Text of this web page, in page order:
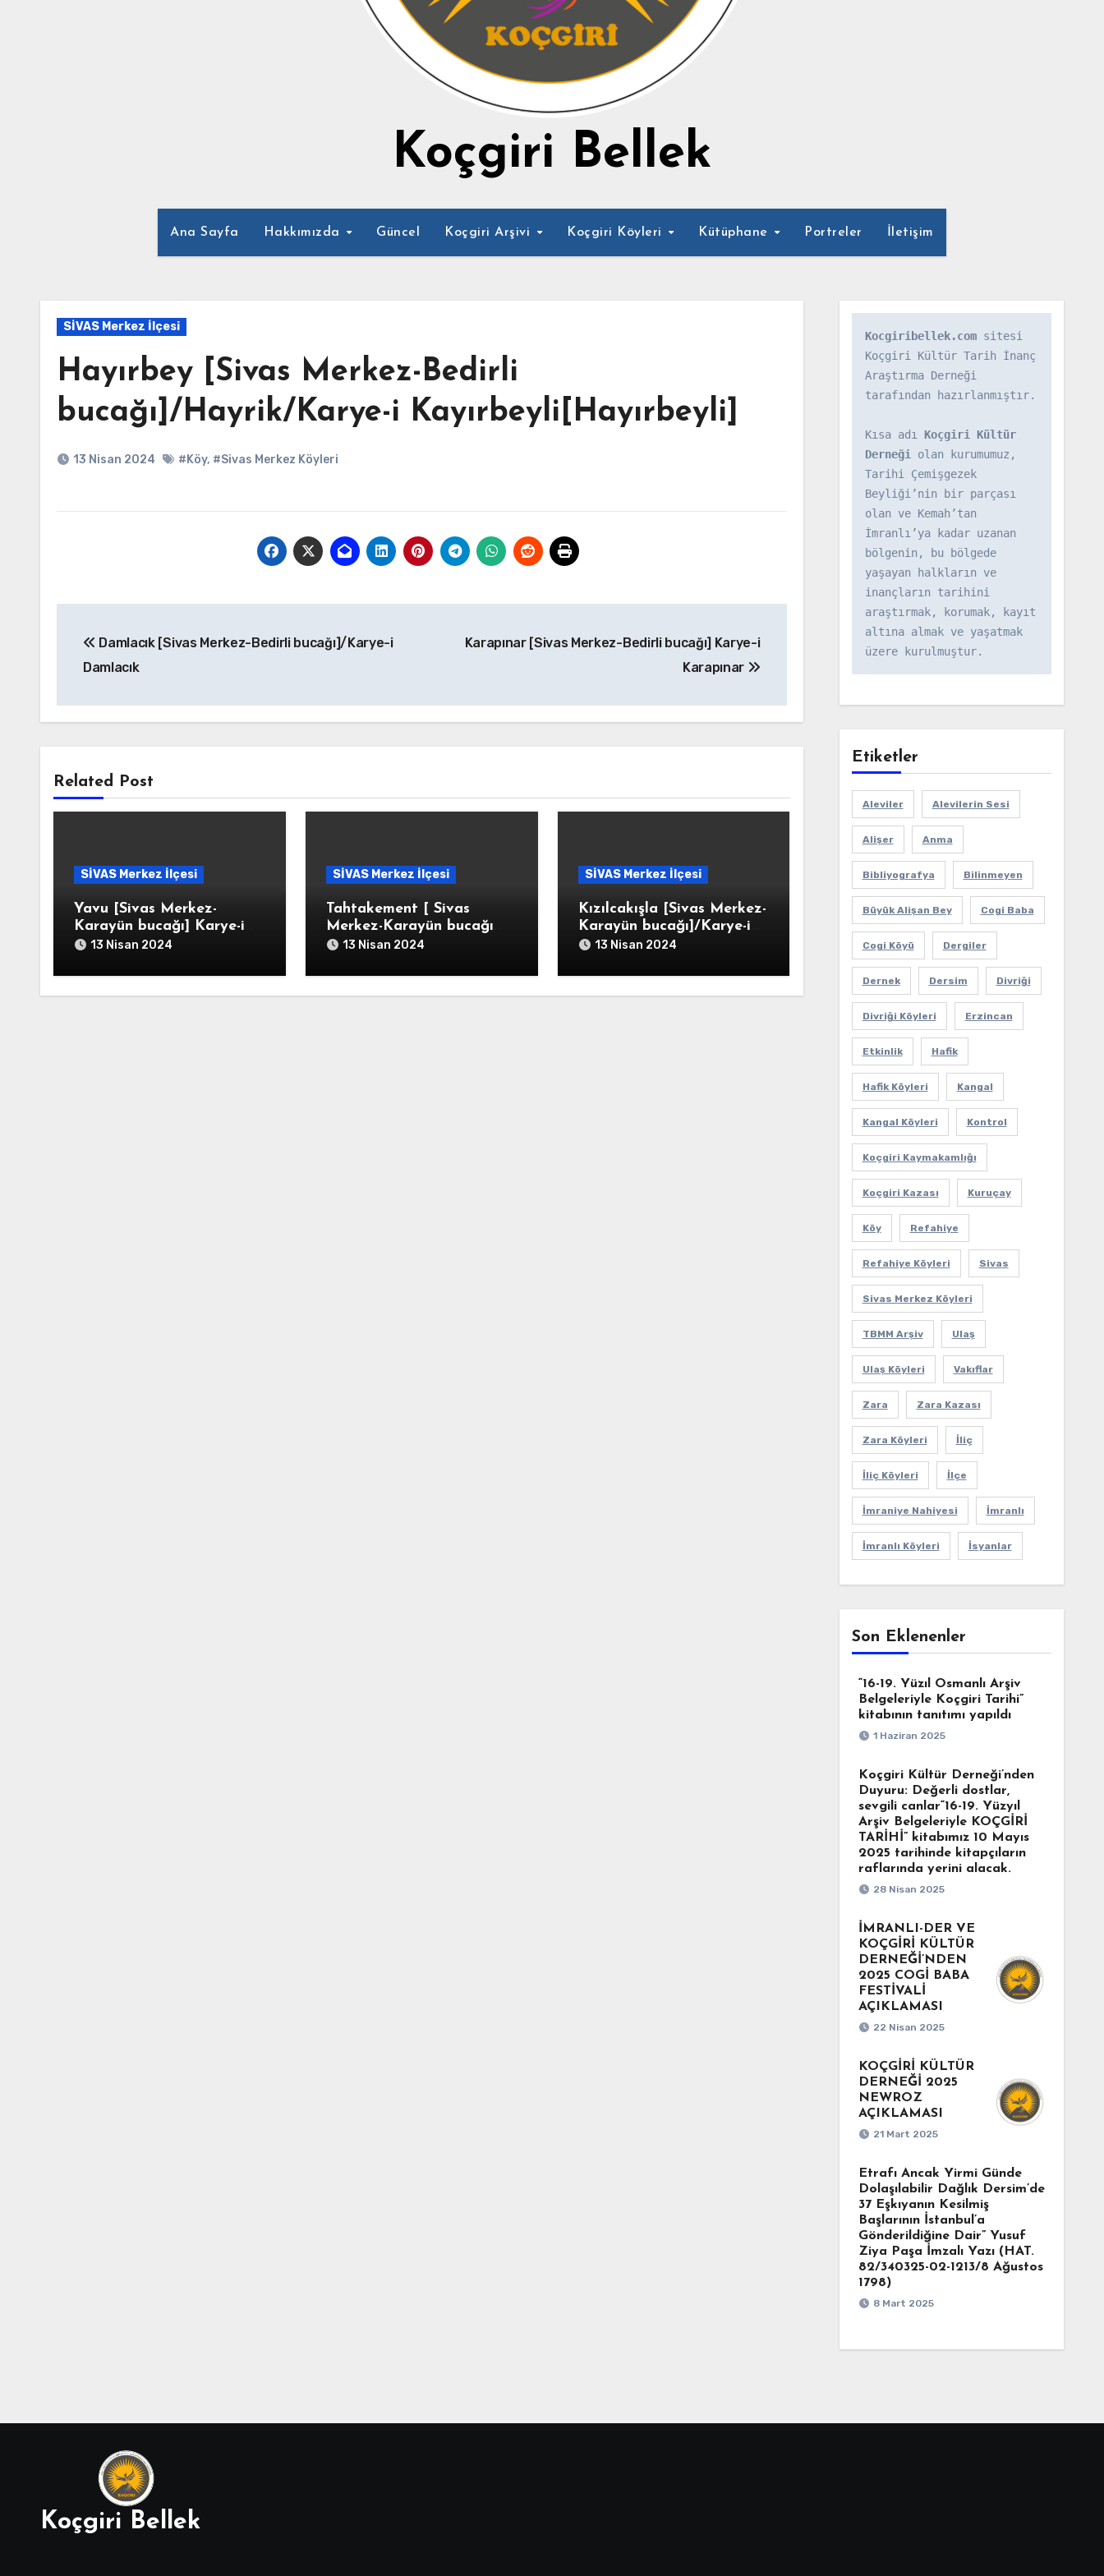
Koçgiri Bellek
Ana Sayfa Hakkımızda Güncel Koçgiri Arşivi Koçgiri Köyleri Kütüphane Portreler İletişim
SİVAS Merkez İlçesi
Hayırbey [Sivas Merkez-Bedirli
bucağı]/Hayrik/Karye-i Kayırbeyli[Hayırbeyli]
13 Nisan 2024 #Köy, #Sivas Merkez Köyleri
gezinmesi
Damlacık [Sivas Merkez-Bedirli bucağı]/Karye-i
Damlacık
Karapınar [Sivas Merkez-Bedirli bucağı] Karye-i
Karapınar
Related Post
SİVAS Merkez İlçesi
Yavu [Sivas Merkez-
Karayün bucağı] Karye-i
Yavu13 Nisan 2024
SİVAS Merkez İlçesi
Tahtakement [ Sivas
Merkez-Karayün bucağı
]/Taht-ı Kemend/Karye-i
13 Nisan 2024
SİVAS Merkez İlçesi
Kızılcakışla [Sivas Merkez-
Karayün bucağı]/Karye-i
Kızılca Kışla Der Kurb-ı
13 Nisan 2024
Kocgiribellek.com sitesi
Koçgiri Kültür Tarih İnanç
Araştırma Derneği
tarafından hazırlanmıştır.
Kısa adı Koçgiri Kültür
Derneği olan kurumumuz,
Tarihi Çemişgezek
Beyliği’nin bir parçası
olan ve Kemah’tan
İmranlı’ya kadar uzanan
bölgenin, bu bölgede
yaşayan halkların ve
inançların tarihini
araştırmak, korumak, kayıt
altına almak ve yaşatmak
üzere kurulmuştur.
Etiketler
Aleviler Alevilerin Sesi
Alişer Anma
Bibliyografya Bilinmeyen
Büyük Alişan Bey Cogi Baba
Cogi Köyü Dergiler
Dernek Dersim Divriği
Divriği Köyleri Erzincan
Etkinlik Hafik
Hafik Köyleri Kangal
Kangal Köyleri Kontrol
Koçgiri Kaymakamlığı
Koçgiri Kazası Kuruçay
Köy Refahiye
Refahiye Köyleri Sivas
Sivas Merkez Köyleri
TBMM Arşiv Ulaş
Ulaş Köyleri Vakıflar
Zara Zara Kazası
Zara Köyleri İliç
İliç Köyleri İlçe
İmraniye Nahiyesi İmranlı
İmranlı Köyleri İsyanlar
Son Eklenenler
“16-19. Yüzıl Osmanlı Arşiv
Belgeleriyle Koçgiri Tarihi”
kitabının tanıtımı yapıldı
1 Haziran 2025
Koçgiri Kültür Derneği’nden
Duyuru: Değerli dostlar,
sevgili canlar“16-19. Yüzyıl
Arşiv Belgeleriyle KOÇGİRİ
TARİHİ” kitabımız 10 Mayıs
2025 tarihinde kitapçıların
raflarında yerini alacak.
28 Nisan 2025
İMRANLI-DER VE
KOÇGİRİ KÜLTÜR
DERNEĞİ’NDEN
2025 COGİ BABA
FESTİVALİ
AÇIKLAMASI
22 Nisan 2025
KOÇGİRİ KÜLTÜR
DERNEĞİ 2025
NEWROZ
AÇIKLAMASI
21 Mart 2025
Etrafı Ancak Yirmi Günde
Dolaşılabilir Dağlık Dersim’de
37 Eşkıyanın Kesilmiş
Başlarının İstanbul’a
Gönderildiğine Dair” Yusuf
Ziya Paşa İmzalı Yazı (HAT.
82/340325-02-1213/8 Ağustos
1798)
8 Mart 2025
Koçgiri Bellek